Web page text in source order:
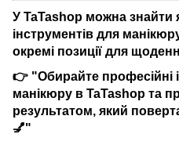
У TaTashop можна знайти
інструментів для
окремі позиції для
👉 "Обирайте професійні
манікюру в TaTashop та
результатом, який
💅"